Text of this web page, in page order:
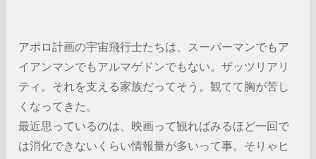
アポロ計画の宇宙飛行士たちは、スーパーマンでもア
イアンマンでもアルマゲドンでもない。ザッツリアリ
ティ。それを支える家族だってそう。観てて胸が苦し
くなってきた。
最近思っているのは、映画って観ればみるほど一回で
は消化できないくらい情報量が多いって事。そりゃヒ